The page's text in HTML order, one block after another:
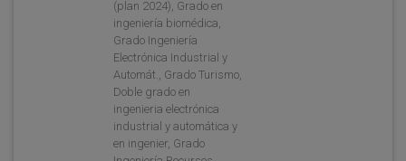
(plan 2024), Grado en
ingeniería biomédica,
Grado Ingeniería
Electrónica Industrial y
Automát., Grado Turismo,
Doble grado en
ingenieria electrónica
industrial y automática y
en ingenier, Grado